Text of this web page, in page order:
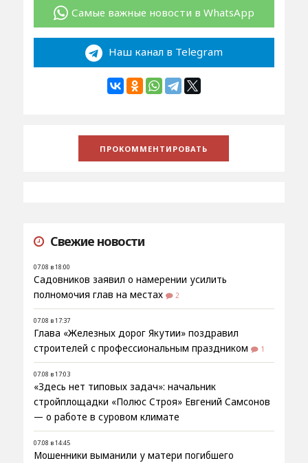
Самые важные новости в WhatsApp
Наш канал в Telegram
Свежие новости
07.08 в 18:00
Садовников заявил о намерении усилить
полномочия глав на местах
2
07.08 в 17:37
Глава «Железных дорог Якутии» поздравил
строителей с профессиональным праздником
1
07.08 в 17:03
«Здесь нет типовых задач»: начальник
стройплощадки «Полюс Строя» Евгений Самсонов
— о работе в суровом климате
07.08 в 14:45
Мошенники выманили у матери погибшего